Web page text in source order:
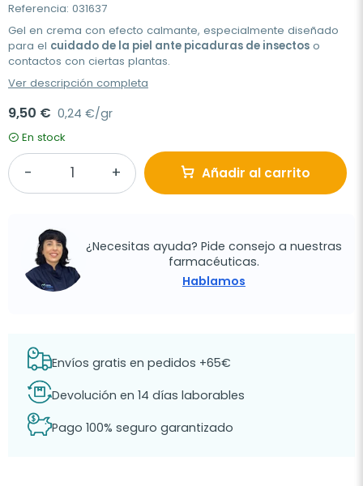
Referencia: 031637
Gel en crema con efecto calmante, especialmente diseñado
para el cuidado de la piel ante picaduras de insectos o
contactos con ciertas plantas.
Ver descripción completa
9,50 € 0,24 €/gr
En stock
Añadir al carrito
¿Necesitas ayuda? Pide consejo a nuestras
farmacéuticas.
Hablamos
Envíos gratis en pedidos +65€
Devolución en 14 días laborables
Pago 100% seguro garantizado